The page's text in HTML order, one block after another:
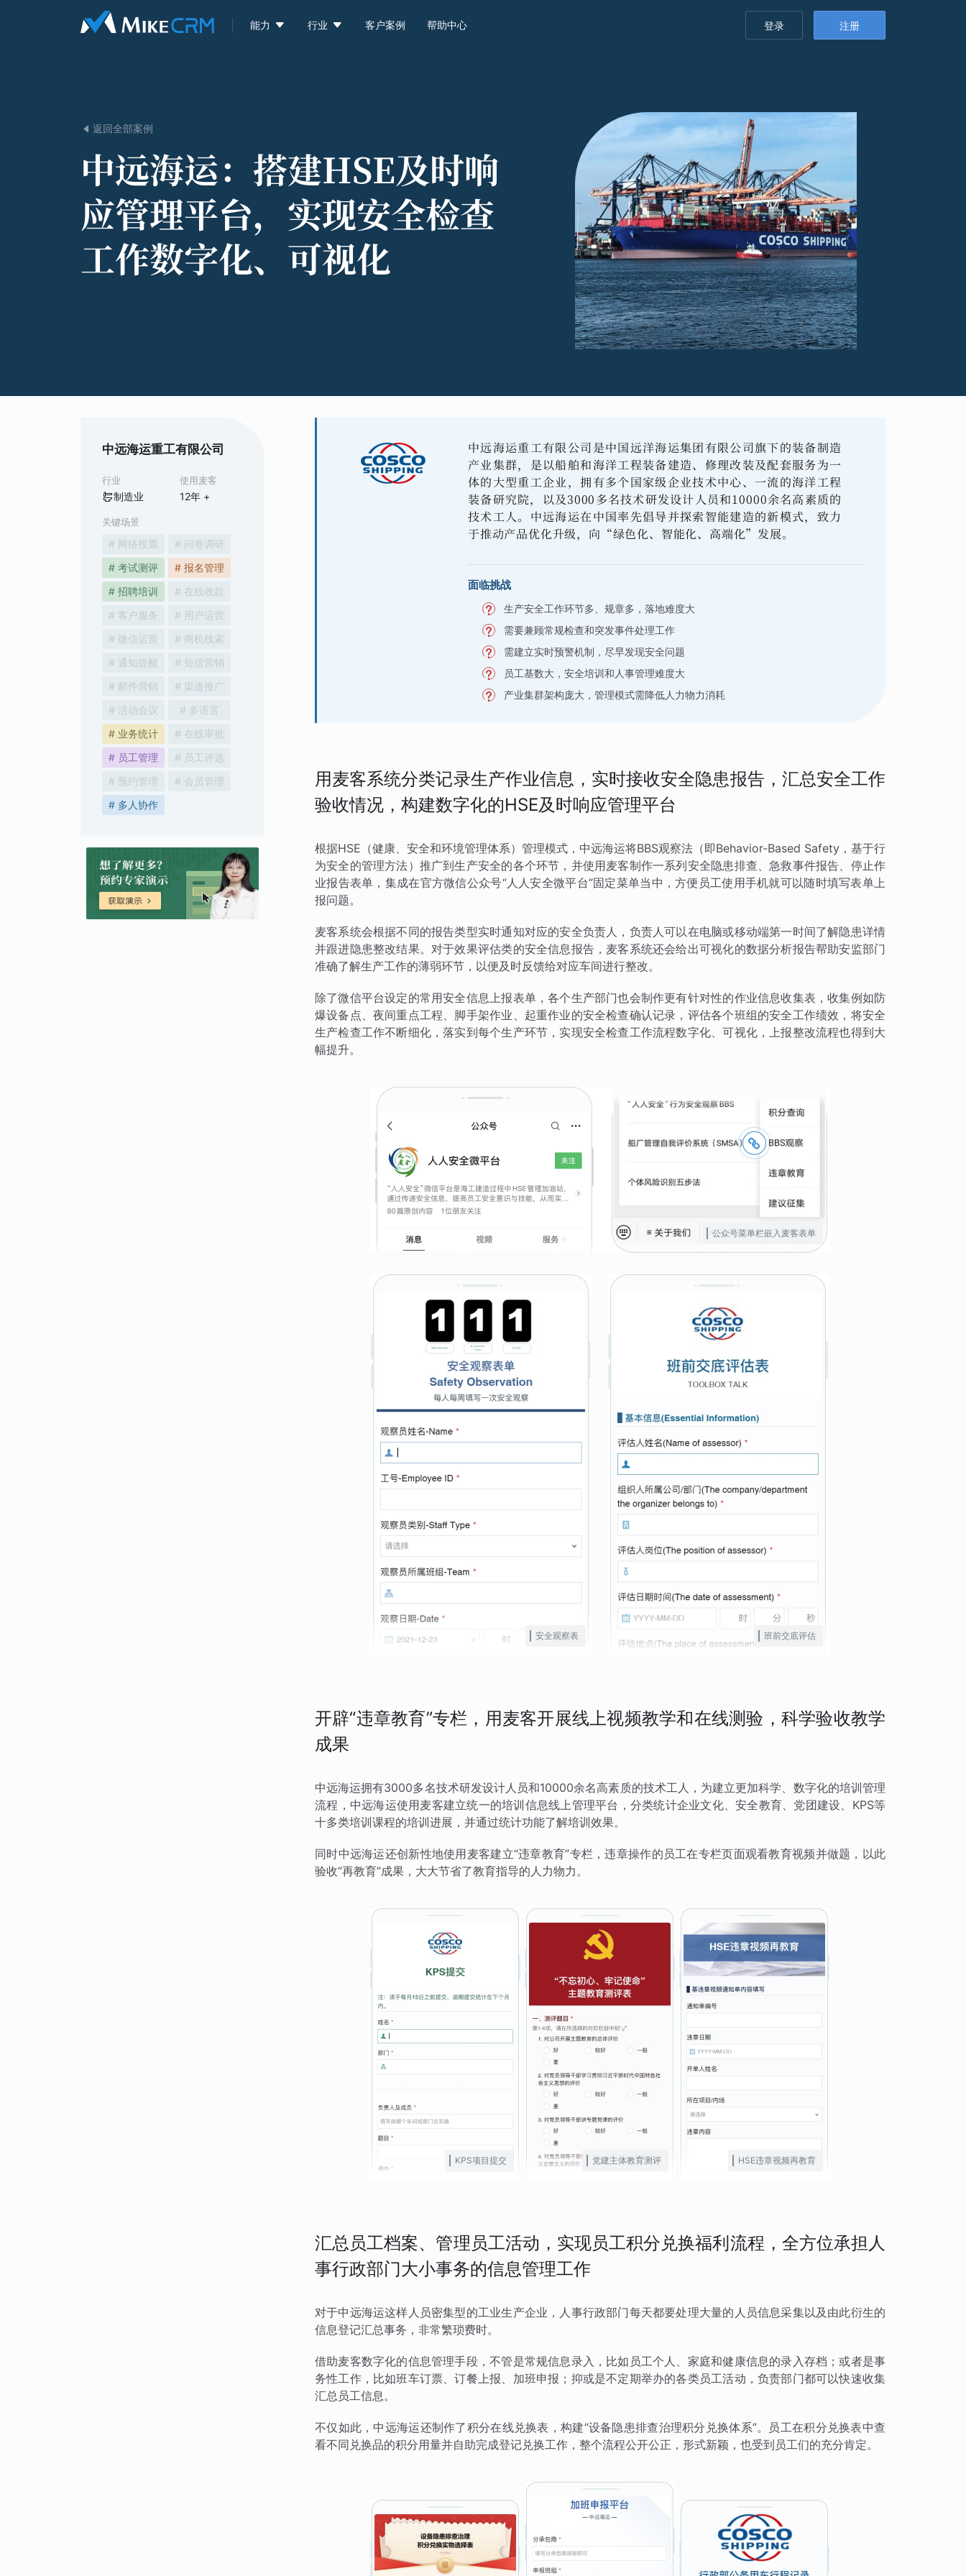
能力  行业  客户案例 帮助中心 登录 注册
 返回全部案例
中远海运： 搭建HSE及时响
应管理平台，实现安全检查
工作数字化、可视化
中远海运重工有限公司
行业
制造业
使用麦客
12年 +
关键场景
# 网络投票
# 问卷调研
# 考试测评
# 报名管理
# 招聘培训
# 在线收款
# 客户服务
# 用户运营
# 微信运营
# 商机线索
# 通知提醒
# 短信营销
# 邮件营销
# 渠道推广
# 活动会议
# 多语言
# 业务统计
# 在线审批
# 员工管理
# 员工评选
# 预约管理
# 会员管理
# 多人协作
中远海运重工有限公司是中国远洋海运集团有限公司旗下的装备制造
产业集群，是以船舶和海洋工程装备建造、修理改装及配套服务为一
体的大型重工企业，拥有多个国家级企业技术中心、一流的海洋工程
装备研究院，以及3000多名技术研发设计人员和10000余名高素质的
技术工人。中远海运在中国率先倡导并探索智能建造的新模式，致力
于推动产品优化升级，向“绿色化、智能化、高端化”发展。
面临挑战
生产安全工作环节多、规章多，落地难度大
需要兼顾常规检查和突发事件处理工作
需建立实时预警机制，尽早发现安全问题
员工基数大，安全培训和人事管理难度大
产业集群架构庞大，管理模式需降低人力物力消耗
用麦客系统分类记录生产作业信息，实时接收安全隐患报告，汇总安全工作
验收情况，构建数字化的HSE及时响应管理平台
根据HSE（健康、安全和环境管理体系）管理模式，中远海运将BBS观察法（即Behavior-Based Safety，基于行
为安全的管理方法）推广到生产安全的各个环节，并使用麦客制作一系列安全隐患排查、急救事件报告、停止作
业报告表单，集成在官方微信公众号“人人安全微平台”固定菜单当中，方便员工使用手机就可以随时填写表单上
报问题。
麦客系统会根据不同的报告类型实时通知对应的安全负责人，负责人可以在电脑或移动端第一时间了解隐患详情
并跟进隐患整改结果。对于效果评估类的安全信息报告，麦客系统还会给出可视化的数据分析报告帮助安监部门
准确了解生产工作的薄弱环节，以便及时反馈给对应车间进行整改。
除了微信平台设定的常用安全信息上报表单，各个生产部门也会制作更有针对性的作业信息收集表，收集例如防
爆设备点、夜间重点工程、脚手架作业、起重作业的安全检查确认记录，评估各个班组的安全工作绩效，将安全
生产检查工作不断细化，落实到每个生产环节，实现安全检查工作流程数字化、可视化，上报整改流程也得到大
幅提升。
公众号菜单栏嵌入麦客表单
安全观察表 班前交底评估
开辟“违章教育”专栏，用麦客开展线上视频教学和在线测验，科学验收教学
成果
中远海运拥有3000多名技术研发设计人员和10000余名高素质的技术工人，为建立更加科学、数字化的培训管理
流程，中远海运使用麦客建立统一的培训信息线上管理平台，分类统计企业文化、安全教育、党团建设、KPS等
十多类培训课程的培训进展，并通过统计功能了解培训效果。
同时中远海运还创新性地使用麦客建立“违章教育”专栏，违章操作的员工在专栏页面观看教育视频并做题，以此
验收“再教育”成果，大大节省了教育指导的人力物力。
KPS项目提交 党建主体教育测评 HSE违章视频再教育
汇总员工档案、管理员工活动，实现员工积分兑换福利流程，全方位承担人
事行政部门大小事务的信息管理工作
对于中远海运这样人员密集型的工业生产企业，人事行政部门每天都要处理大量的人员信息采集以及由此衍生的
信息登记汇总事务，非常繁琐费时。
借助麦客数字化的信息管理手段，不管是常规信息录入，比如员工个人、家庭和健康信息的录入存档；或者是事
务性工作，比如班车订票、订餐上报、加班申报；抑或是不定期举办的各类员工活动，负责部门都可以快速收集
汇总员工信息。
不仅如此，中远海运还制作了积分在线兑换表，构建“设备隐患排查治理积分兑换体系”。员工在积分兑换表中查
看不同兑换品的积分用量并自助完成登记兑换工作，整个流程公开公正，形式新颖，也受到员工们的充分肯定。